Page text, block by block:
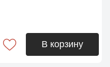
В корзину